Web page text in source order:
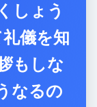
しょう
儀を知
もしな
なるの